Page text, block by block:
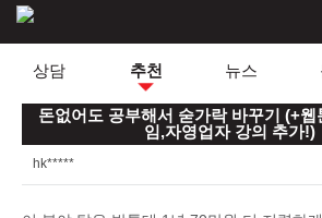
상담 추천 뉴스
돈없어도 공부해서 숟가락 바꾸기 (+웹
임,자영업자 강의 추가!)
hk*****